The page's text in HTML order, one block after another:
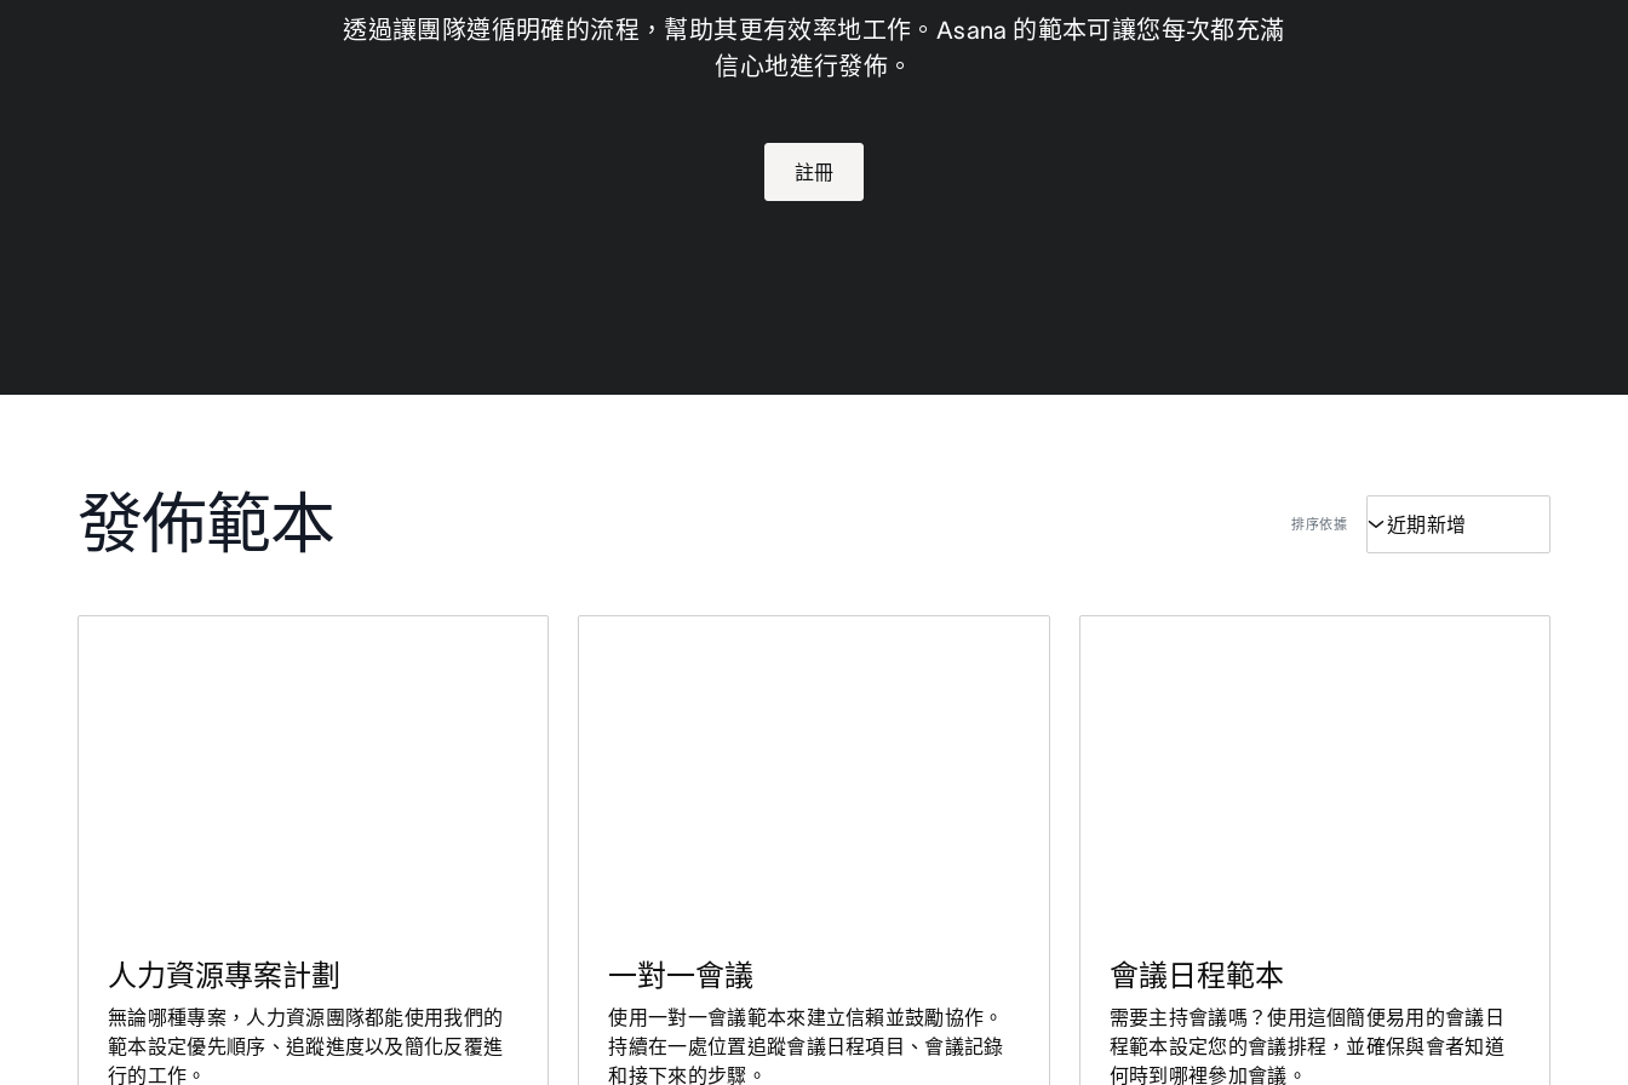
透過讓團隊遵循明確的流程，幫助其更有效率地工作。Asana 的範本可讓您每次都充滿
信心地進行發佈。
註冊
發佈範本 排序依據
人力資源專案計劃
無論哪種專案，人力資源團隊都能使用我們的
範本設定優先順序、追蹤進度以及簡化反覆進
行的工作。
一對一會議
使用一對一會議範本來建立信賴並鼓勵協作。
持續在一處位置追蹤會議日程項目、會議記錄
和接下來的步驟。
會議日程範本
需要主持會議嗎？使用這個簡便易用的會議日
程範本設定您的會議排程，並確保與會者知道
何時到哪裡參加會議。